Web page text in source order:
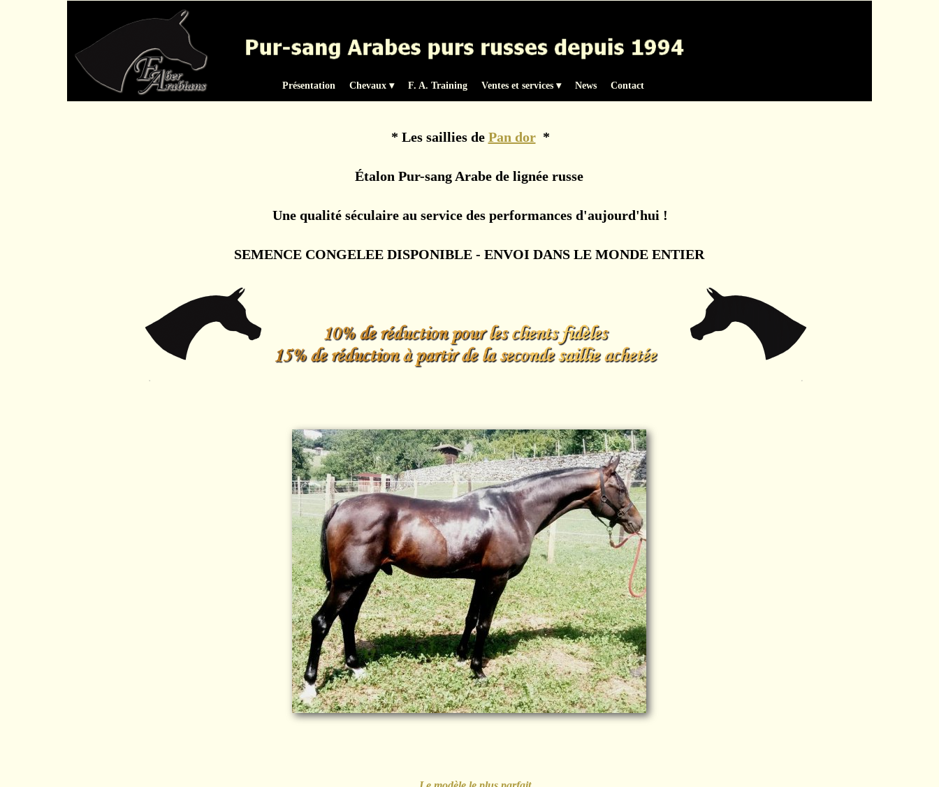
Présentation Chevaux ▾ F. A. Training Ventes et services ▾ News Contact
* Les saillies de Pan dor*
Étalon Pur-sang Arabe de lignée russe
Une qualité séculaire au service des performances d'aujourd'hui !
SEMENCE CONGELEE DISPONIBLE - ENVOI DANS LE MONDE ENTIER